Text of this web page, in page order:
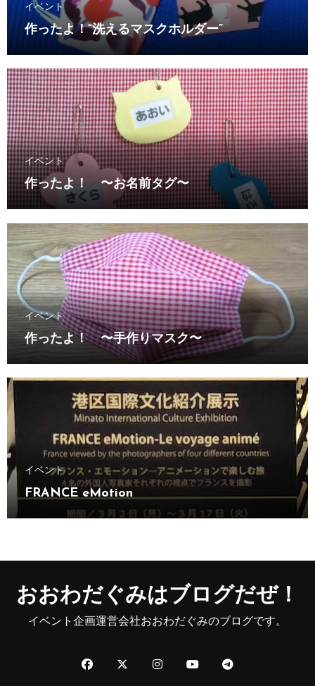
イベント
作ったよ！“洗えるマスクホルダー”
イベント
作ったよ！ 〜お名前タグ〜
イベント
作ったよ！ 〜手作りマスク〜
イベント
FRANCE eMotion
おおわだぐみはブログだぜ！
イベント企画運営会社おおわだぐみのブログです。